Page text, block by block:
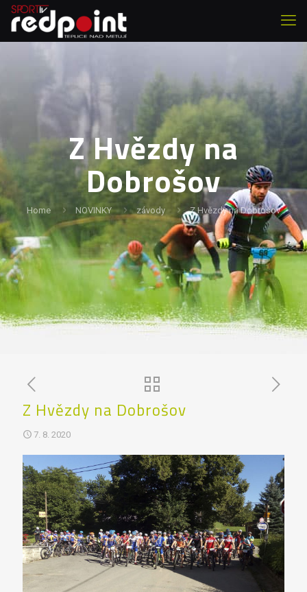
Z Hvězdy na
Dobrošov
Home NOVINKY závody Z Hvězdy na Dobrošov
Z Hvězdy na Dobrošov
7. 8. 2020